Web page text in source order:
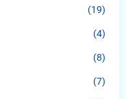
(19)
(4)
(8)
(7)